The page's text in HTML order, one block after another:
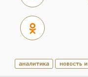
аналитика новость и